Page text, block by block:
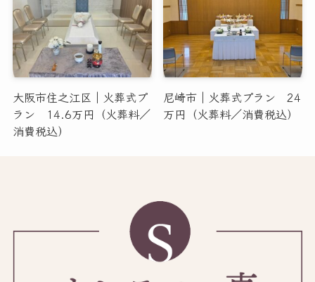
大阪市住之江区｜火葬式プ
ラン 14.6万円（火葬料／
消費税込）
尼崎市｜火葬式プラン 24
万円（火葬料／消費税込）